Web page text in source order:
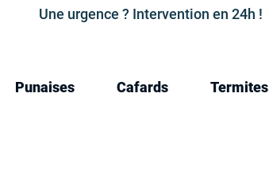
Une urgence ? Intervention en 24h !
Punaises Cafards Termites